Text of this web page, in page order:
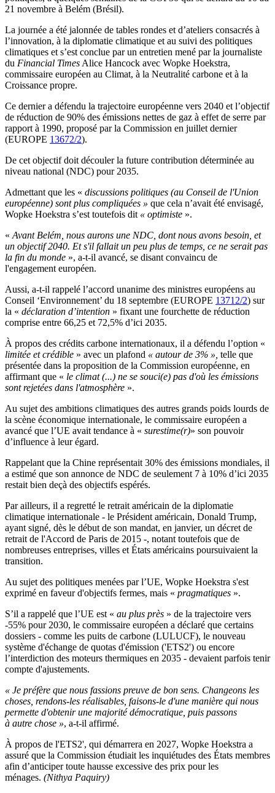
21 novembre à Belém (Brésil).
La journée a été jalonnée de tables rondes et d’ateliers consacrés à
l’innovation, à la diplomatie climatique et au suivi des politiques
climatiques et s’est conclue par un entretien mené par la journaliste
du Financial Times Alice Hancock avec Wopke Hoekstra,
commissaire européen au Climat, à la Neutralité carbone et à la
Croissance propre.
Ce dernier a défendu la trajectoire européenne vers 2040 et l’objectif
de réduction de 90% des émissions nettes de gaz à effet de serre par
rapport à 1990, proposé par la Commission en juillet dernier
(EUROPE 13672/2).
De cet objectif doit découler la future contribution déterminée au
niveau national (NDC) pour 2035.
Admettant que les « discussions politiques (au Conseil de l'Union
européenne) sont plus compliquées » que cela n’avait été envisagé,
Wopke Hoekstra s’est toutefois dit « optimiste ».
« Avant Belém, nous aurons une NDC, dont nous avons besoin, et
un objectif 2040. Et s'il fallait un peu plus de temps, ce ne serait pas
la fin du monde », a-t-il avancé, se disant convaincu de
l'engagement européen.
Aussi, a-t-il rappelé l’accord unanime des ministres européens au
Conseil ‘Environnement’ du 18 septembre (EUROPE 13712/2) sur
la « déclaration d’intention » fixant une fourchette de réduction
comprise entre 66,25 et 72,5% d’ici 2035.
À propos des crédits carbone internationaux, il a défendu l’option «
limitée et crédible » avec un plafond « autour de 3% », telle que
présentée dans la proposition de la Commission européenne, en
affirmant que « le climat (...) ne se souci(e) pas d'où les émissions
sont rejetées dans l'atmosphère ».
Au sujet des ambitions climatiques des autres grands poids lourds de
la scène économique internationale, le commissaire européen a
avancé que l’UE avait tendance à « surestime(r)» son pouvoir
d’influence à leur égard.
Rappelant que la Chine représentait 30% des émissions mondiales, il
a estimé que son annonce de NDC de seulement 7 à 10% d’ici 2035
restait bien deçà des objectifs espérés.
Par ailleurs, il a regretté le retrait américain de la diplomatie
climatique internationale - le Président américain, Donald Trump,
ayant signé, dès le début de son mandat, en janvier, un décret de
retrait de l'Accord de Paris de 2015 -, notant toutefois que de
nombreuses entreprises, villes et États américains poursuivaient la
transition.
Au sujet des politiques menées par l’UE, Wopke Hoekstra s'est
exprimé en faveur d'objectifs fermes, mais « pragmatiques ».
S’il a rappelé que l’UE est « au plus près » de la trajectoire vers
-55% pour 2030, le commissaire européen a déclaré que certains
dossiers - comme les puits de carbone (LULUCF), le nouveau
système d'échange de quotas d'émission ('ETS2') ou encore
l’interdiction des moteurs thermiques en 2035 - devaient parfois tenir
compte d'ajustements.
« Je préfère que nous fassions preuve de bon sens. Changeons les
choses, rendons-les réalisables, faisons-le d'une manière qui nous
permette d'obtenir une majorité démocratique, puis passons
à autre chose », a-t-il affirmé.
À propos de l'ETS2', qui démarrera en 2027, Wopke Hoekstra a
assuré que la Commission étudiait les inquiétudes des États membres
afin d’anticiper toute hausse excessive des prix pour les
ménages. (Nithya Paquiry)